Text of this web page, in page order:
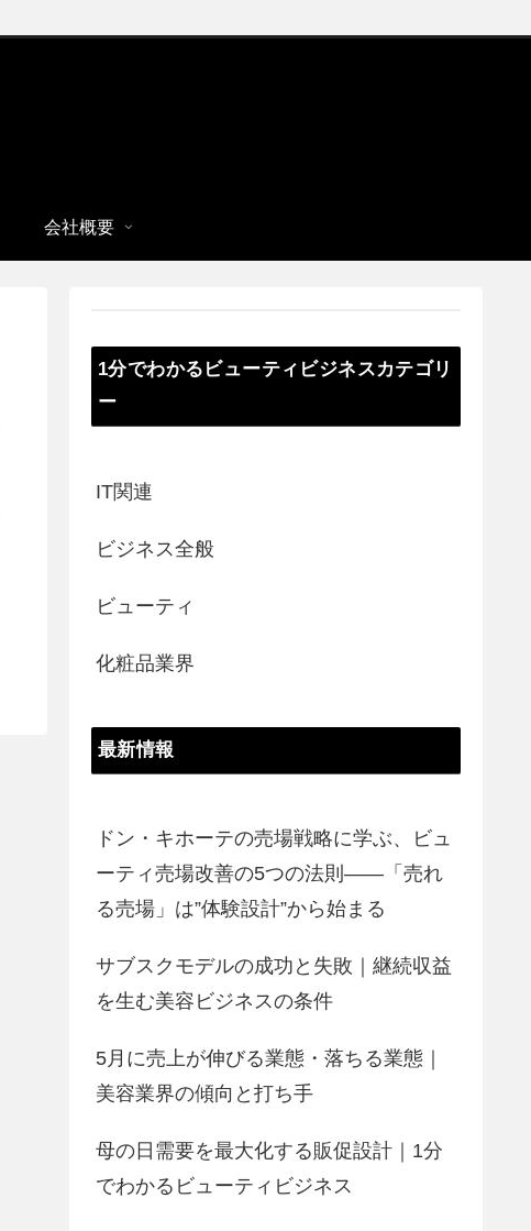
会社概要
1分でわかるビューティビジネスカテゴリ
ー
IT関連
ビジネス全般
ビューティ
化粧品業界
最新情報
ドン・キホーテの売場戦略に学ぶ、ビュ
ーティ売場改善の5つの法則――「売れ
る売場」は”体験設計”から始まる
サブスクモデルの成功と失敗｜継続収益
を生む美容ビジネスの条件
5月に売上が伸びる業態・落ちる業態｜
美容業界の傾向と打ち手
母の日需要を最大化する販促設計｜1分
でわかるビューティビジネス